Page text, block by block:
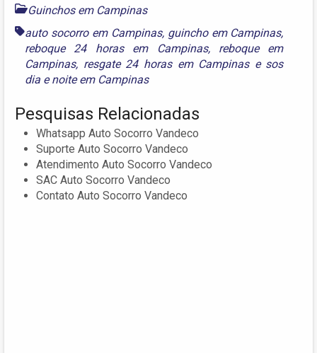
Guinchos em Campinas
auto socorro em Campinas, guincho em Campinas,
reboque 24 horas em Campinas, reboque em
Campinas, resgate 24 horas em Campinase sos
dia e noite em Campinas
Pesquisas Relacionadas
Whatsapp Auto Socorro Vandeco
Suporte Auto Socorro Vandeco
Atendimento Auto Socorro Vandeco
SAC Auto Socorro Vandeco
Contato Auto Socorro Vandeco